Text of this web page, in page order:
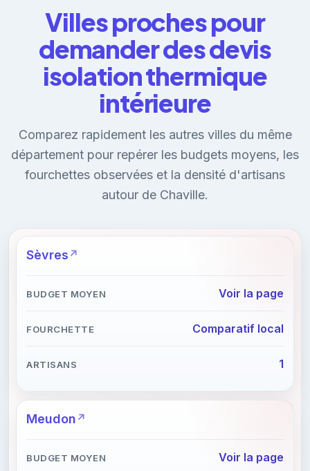
Villes proches pour
demander des devis
isolation thermique
intérieure
Comparez rapidement les autres villes du même
département pour repérer les budgets moyens, les
fourchettes observées et la densité d'artisans
autour de Chaville.
Sèvres
Voir la page
Comparatif local
1
Meudon
Voir la page